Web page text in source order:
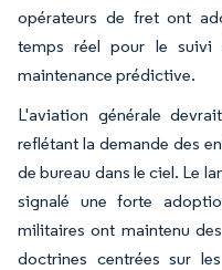
opérateurs de fret ont
temps réel pour le suivi
maintenance prédictive.
L'aviation générale
reflétant la demande des
de bureau dans le ciel. Le
signalé une forte
militaires ont maintenu
doctrines centrées sur